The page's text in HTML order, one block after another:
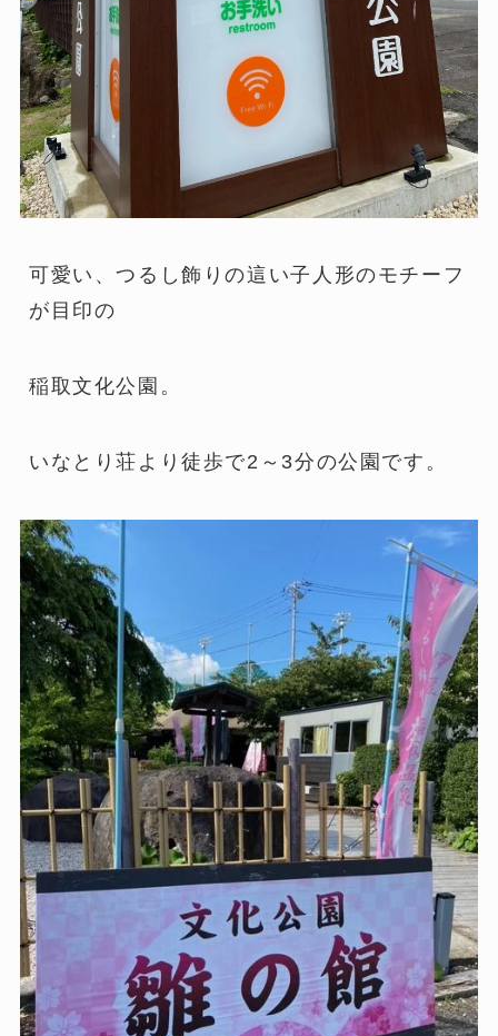
可愛い、つるし飾りの這い子人形のモチーフ
が目印の
稲取文化公園。
いなとり荘より徒歩で2～3分の公園です。